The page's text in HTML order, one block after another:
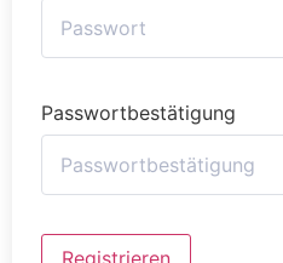
Passwortbestätigung
Alternative:
Registrieren